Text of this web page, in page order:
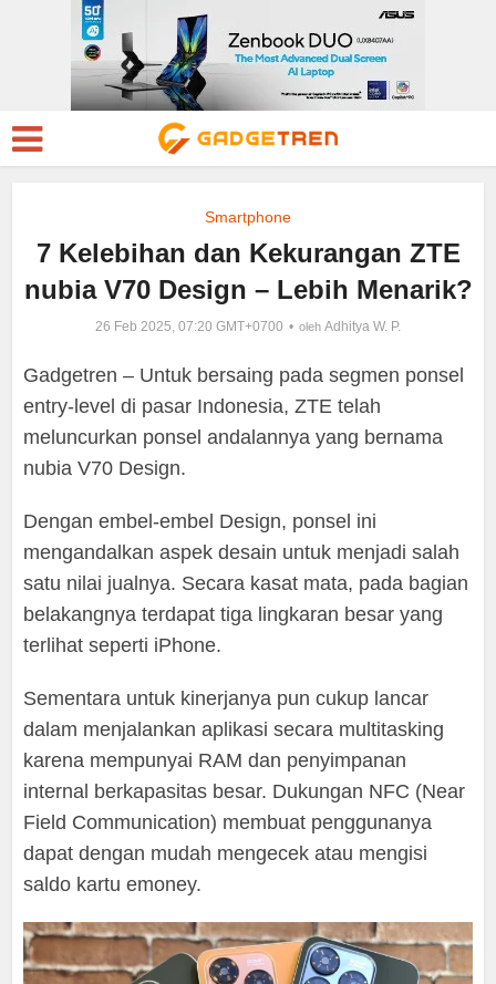
Smartphone
7 Kelebihan dan Kekurangan ZTE
nubia V70 Design – Lebih Menarik?
26 Feb 2025, 07:20 GMT+0700 oleh Adhitya W. P.
Gadgetren – Untuk bersaing pada segmen ponsel
entry-level di pasar Indonesia, ZTE telah
meluncurkan ponsel andalannya yang bernama
nubia V70 Design.
Dengan embel-embel Design, ponsel ini
mengandalkan aspek desain untuk menjadi salah
satu nilai jualnya. Secara kasat mata, pada bagian
belakangnya terdapat tiga lingkaran besar yang
terlihat seperti iPhone.
Sementara untuk kinerjanya pun cukup lancar
dalam menjalankan aplikasi secara multitasking
karena mempunyai RAM dan penyimpanan
internal berkapasitas besar. Dukungan NFC (Near
Field Communication) membuat penggunanya
dapat dengan mudah mengecek atau mengisi
saldo kartu emoney.